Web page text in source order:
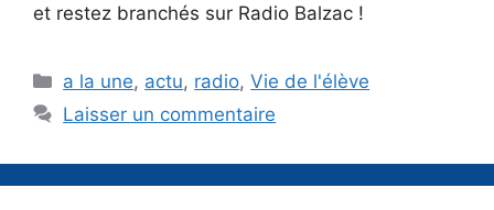
et restez branchés sur Radio Balzac !
Catégories
a la une, actu, radio,Vie de l'élève
Laisser un commentaire